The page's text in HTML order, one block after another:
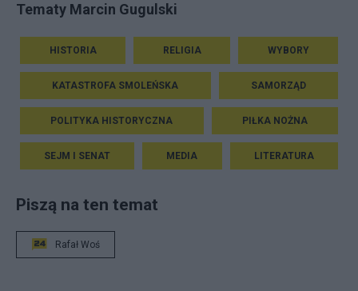
Tematy Marcin Gugulski
HISTORIA RELIGIA WYBORY
KATASTROFA SMOLEŃSKA SAMORZĄD
POLITYKA HISTORYCZNA PIŁKA NOŻNA
SEJM I SENAT MEDIA LITERATURA
Piszą na ten temat
Rafał Woś